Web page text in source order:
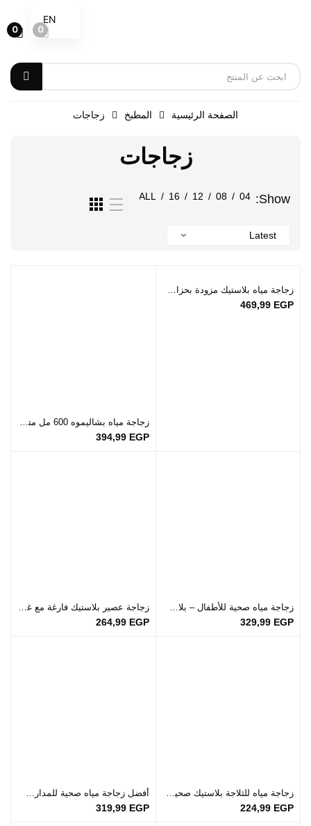
0
0
الصفحة الرئيسية المطبخ زجاجات
زجاجات
Show:
04
/
08
/
12
/
16
/
ALL
زجاجة مياه بلاستيك مزودة بحزام متوفرة بألوان مختلفة
469,99 EGP
394,99 EGP
زجاجة مياه صحية للأطفال – بلاستيك وألوان متنوعة
329,99 EGP
زجاجة عصير بلاستيك فارغة مع غطاء محكم الغلق – أسبانية الصنع
264,99 EGP
224,99 EGP
319,99 EGP
EN